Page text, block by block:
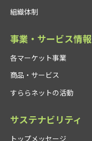
組織体制
事業・サービス情報
各マーケット事業
商品・サービス
すららネットの活動
サステナビリティ
トップメッセージ